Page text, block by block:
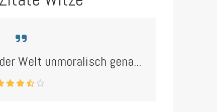
Welt unmoralisch gena...